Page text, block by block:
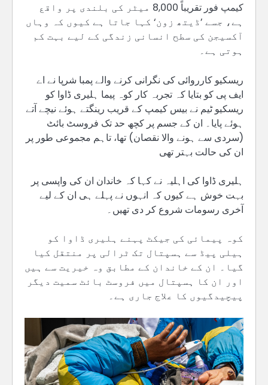
کیمپ فور تقریباً 8,000 میٹر کی بلندی پر واقع
ہے، جسے ’ڈیتھ زون‘ کہا جاتا ہے کیوں کہ وہاں
آکسیجن کی سطح انسانی زندگی کے لیے بہت کم
ہوتی ہے۔
ریسکیو کارروائی کی نگرانی کرنے والے پمبا شرپا نے اے
ایف پی کو بتایا کہ تجربہ کار کوہ پیما ہلیری ڈاوا کو
ریسکیو ٹیم نے بیس کیمپ کے قریب رینگتے ہوئے نیچے آتے
ہوئے پایا۔ ان کے جسم پر کچھ حد تک فروسٹ بائٹ
(سردی سے ہونے والا نقصان) تھا، تاہم مجموعی طور پر
ان کی حالت بہتر تھی
ہلیری ڈاوا کی اہلیہ نے کہا کہ خاندان ان کی واپسی پر
بہت خوش ہے کیوں کہ انہوں نے پہلے ہی ان کے لیے
آخری رسومات شروع کر دی تھیں۔
کوہ پیمائی کی جیکٹ پہنے ہلیری ڈاوا کو
ہیلی پیڈ سے ہسپتال تک ٹرالی پر منتقل کیا
گیا۔ ان کے خاندان کے مطابق وہ خیریت سے ہیں
اور ان کا ہسپتال میں فروسٹ بائٹ سمیت دیگر
پیچیدگیوں کا علاج جاری ہے۔